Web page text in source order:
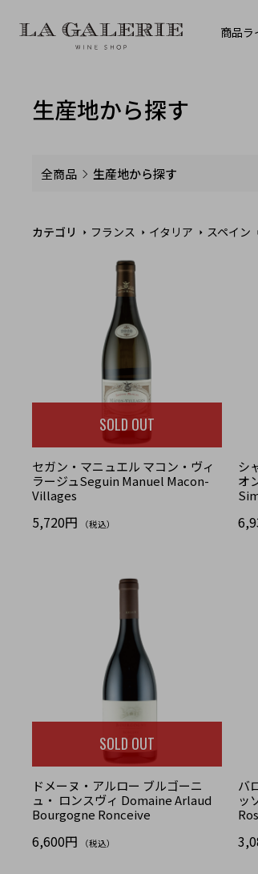
商品ラ
生産地から探す
全商品 生産地から探す
カテゴリ フランス イタリア スペイン
SOLD OUT
セガン・マニュエル マコン・ヴィ
ラージュSeguin Manuel Macon-
Villages
5,720円 （税込）
シ
オ
SOLD OUT
ドメーヌ・アルロー ブルゴーニ
ュ・ ロンスヴィ Domaine Arlaud
Bourgogne Ronceive
6,600円 （税込）
バ
ッ